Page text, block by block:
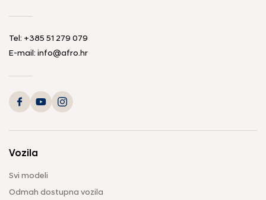
Tel: +385 51 279 079
E-mail: info@afro.hr
Vozila
Svi modeli
Odmah dostupna vozila